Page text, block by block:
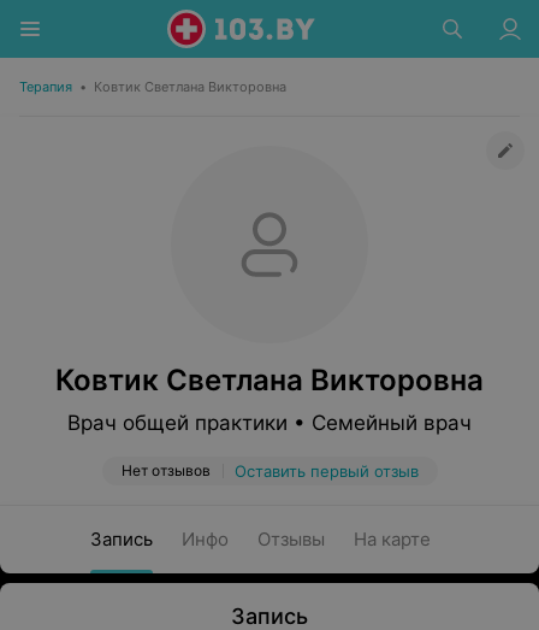
Терапия • Ковтик Светлана Викторовна
Ковтик Светлана Викторовна
Врач общей практики • Семейный врач
Нет отзывов Оставить первый отзыв
Запись Инфо Отзывы На карте
Запись